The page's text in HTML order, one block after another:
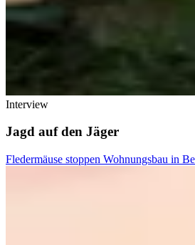
Interview
Jagd auf den Jäger
Fledermäuse stoppen Wohnungsbau in